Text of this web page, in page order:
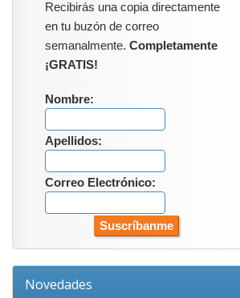
Recibirás una copia directamente
en tu buzón de correo
semanalmente. Completamente
¡GRATIS!
Nombre:
Apellidos:
Correo Electrónico:
Novedades